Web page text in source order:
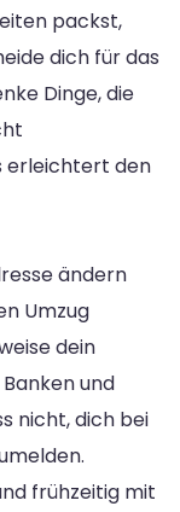
packst,
dich für das
Dinge, die
erleichtert den
ändern
Umzug
dein
und
nicht, dich bei
frühzeitig mit